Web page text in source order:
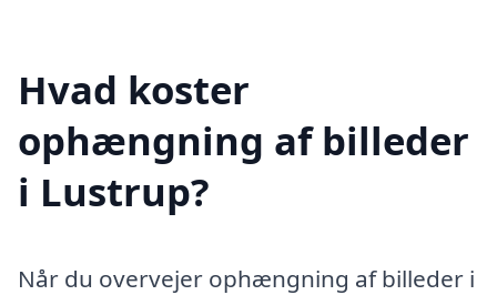
Hvad koster
ophængning af billeder
i Lustrup?
Når du overvejer ophængning af billeder i